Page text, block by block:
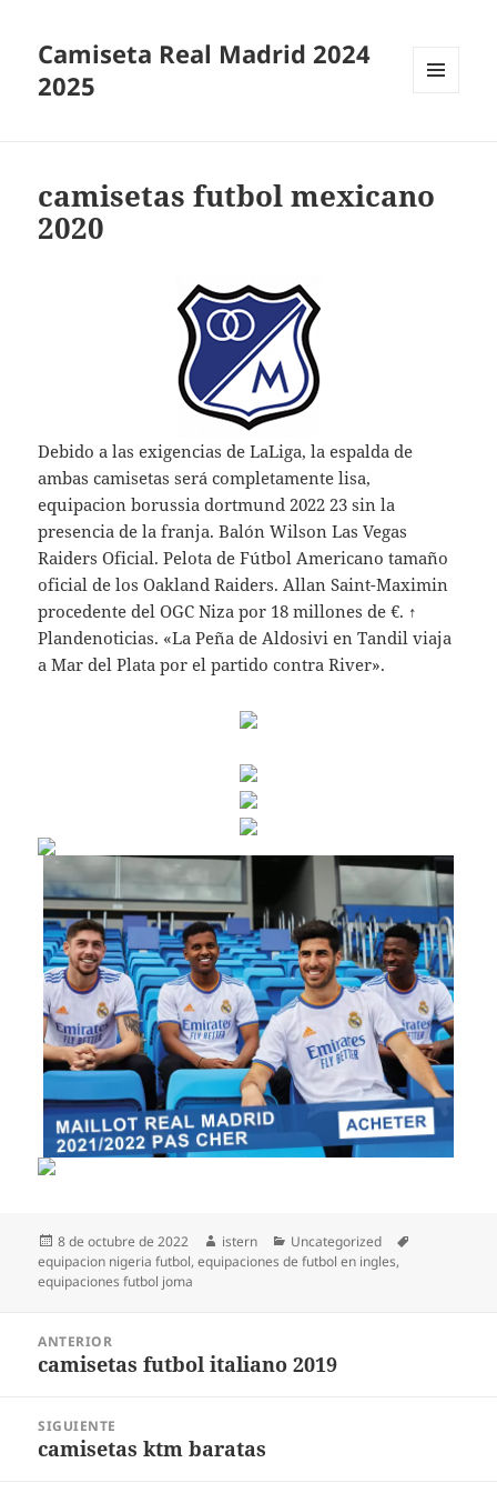
Camiseta Real Madrid 2024
2025
camisetas futbol mexicano
2020
Debido a las exigencias de LaLiga, la espalda de
ambas camisetas será completamente lisa,
equipacion borussia dortmund 2022 23 sin la
presencia de la franja. Balón Wilson Las Vegas
Raiders Oficial. Pelota de Fútbol Americano tamaño
oficial de los Oakland Raiders. Allan Saint-Maximin
procedente del OGC Niza por 18 millones de €. ↑
Plandenoticias. «La Peña de Aldosivi en Tandil viaja
a Mar del Plata por el partido contra River».
Publicado
el
8 de octubre de 2022 Autor
istern Categorías
Uncategorized
equipacion nigeria futbol,equipaciones de futbol en ingles,
equipaciones futbol joma
entradas
ANTERIOR
Entrada
camisetas futbol italiano 2019
SIGUIENTE
Entrada
camisetas ktm baratas